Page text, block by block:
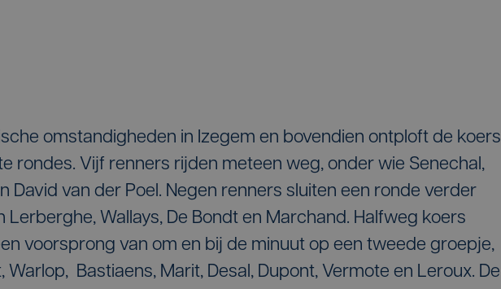
omstandigheden in Izegem en bovendien ontploft de koers
rondes. Vijf renners rijden meteen weg, onder wie Senechal,
David van der Poel. Negen renners sluiten een ronde verder
Lerberghe, Wallays, De Bondt en Marchand. Halfweg koers
voorsprong van om en bij de minuut op een tweede groepje,
Warlop, Bastiaens, Marit, Desal, Dupont, Vermote en Leroux. De